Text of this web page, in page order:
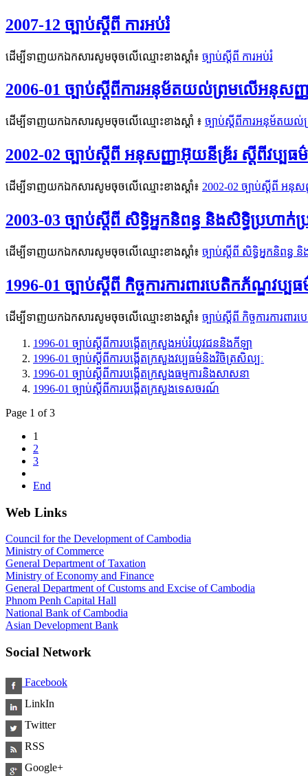
2007-12 ច្បាប់ស្តីពី ការអប់រំ
ដើម្បីទាញយកឯកសារសូមចុចលើឈ្មោះខាងស្តាំ៖ ច្បាប់ស្តីពី ការអប់រំ
2006-01 ច្បាប់ស្តីពីការអនុម័តយល់ព្រមលើអនុសញ្ញ
ដើម្បីទាញយកឯកសារសូមចុចលើឈ្មោះខាងស្តាំ ៖ ច្បាប់ស្តីពីការអនុម័តយល់
2002-02 ច្បាប់ស្ដីពី អនុសញ្ញាអ៊ុយនីឌ្រ័រ ស្ដីពីវប្ប
ដើម្បីទាញយកឯកសារសូមចុចលើឈ្មោះខាងស្តាំ៖ 2002-02 ច្បាប់ស្ដីពី អនុ
2003-03 ច្បាប់ស្តីពី សិទ្ធិអ្នកនិពន្ធ និងសិទ្ធិប្រហាក់
ដើម្បីទាញយកឯកសារសូមចុចលើឈ្មោះខាងស្តាំ៖ ច្បាប់ស្តីពី សិទ្ធិអ្នកនិពន្ធ
1996-01 ច្បាប់ស្តីពី កិច្ចការការពារបេតិកភ័ណ្ឌវប្បធ
ដើម្បីទាញយកឯកសារសូមចុចលើឈ្មោះខាងស្តាំ៖ ច្បាប់ស្តីពី កិច្ចការការពា
1996-01 ច្បាប់ស្ដីពីការបង្កើតក្រសួងអប់រំយុវជននិងកីឡា
1996-01 ច្បាប់ស្ដីពីការបង្កើតក្រសួងវប្បធម៌និងវិចិត្រសិល្បៈ
1996-01 ច្បាប់ស្ដីពីការបង្កើតក្រសួងធម្មការនិងសាសនា
1996-01 ច្បាប់ស្ដីពីការបង្កើតក្រសួងទេសចរណ៍
Page 1 of 3
1
2
3
End
Web Links
Council for the Development of Cambodia
Ministry of Commerce
General Department of Taxation
Ministry of Economy and Finance
General Department of Customs and Excise of Cambodia
Phnom Penh Capital Hall
National Bank of Cambodia
Asian Development Bank
Social Network
Facebook
LinkIn
Twitter
RSS
Google+